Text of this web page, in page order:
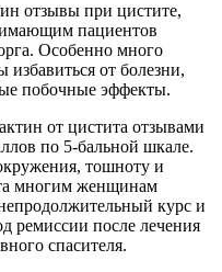
отзывы при цистите,
пациентов
Особенно много
от болезни,
побочные эффекты.
от цистита отзывами
по 5-бальной шкале.
тошноту и
многим женщинам
курс и
ремиссии после лечения
спасителя.